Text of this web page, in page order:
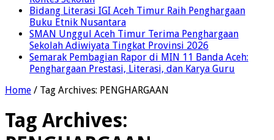
Bidang Literasi IGI Aceh Timur Raih Penghargaan
Buku Etnik Nusantara
SMAN Unggul Aceh Timur Terima Penghargaan
Sekolah Adiwiyata Tingkat Provinsi 2026
Semarak Pembagian Rapor di MIN 11 Banda Aceh:
Penghargaan Prestasi, Literasi, dan Karya Guru
Home / Tag Archives: PENGHARGAAN
Tag Archives: